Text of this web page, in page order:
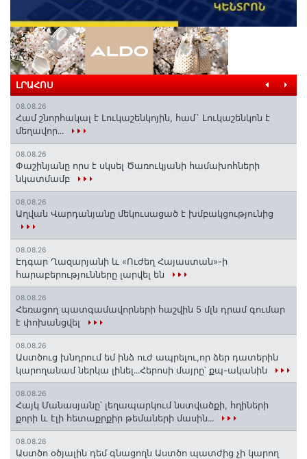
ԼՐԱՀՈՍ
08.08.26
Համ շնորհակալ է Լուկաշենկոյին, համ` Լուկաշենկոն է
մեղավոր․․․
08.08.26
Փաշինյանը որս է սկսել Ծառուկյանի համախոհների
նկատմամբ
08.08.26
Աղվան Վարդանյանը մեկուսացած է խմբակցությունից
08.08.26
Էդգար Ղազարյանի և «Ուժեղ Հայաստան»-ի
հարաբերությունները լարվել են
08.08.26
Հեռացող պատգամավորների հաշվին 5 մլն դրամ գումար
է փոխանցվել
08.08.26
Աստծուց խնդրում եմ ինձ ուժ ապրելու,որ ձեր դատերին
կարողանամ ներկա լինել․․․Հերոսի մայրը՝ քպ-ականին
08.08.26
Հայկ Մանասյանը՝ լեղապարկում նստվածքի, հղիների
քորի և էլի հետաքրքիր թեմաների մասին․․․
08.08.26
Աստծո օծյալին դեմ գնացողն Աստծո պատժից չի կարող